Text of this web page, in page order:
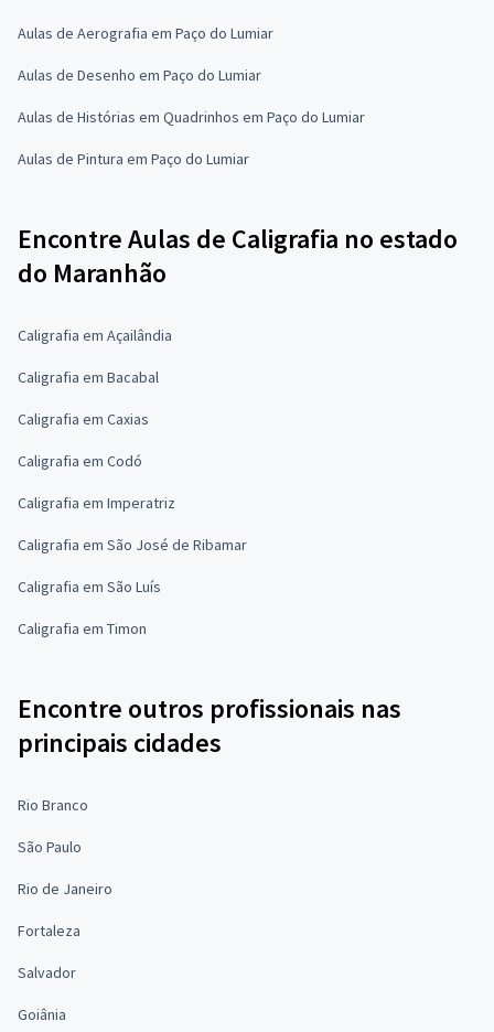
Aulas de Aerografia em Paço do Lumiar
Aulas de Desenho em Paço do Lumiar
Aulas de Histórias em Quadrinhos em Paço do Lumiar
Aulas de Pintura em Paço do Lumiar
Encontre Aulas de Caligrafia no estado
do Maranhão
Caligrafia em Açailândia
Caligrafia em Bacabal
Caligrafia em Caxias
Caligrafia em Codó
Caligrafia em Imperatriz
Caligrafia em São José de Ribamar
Caligrafia em São Luís
Caligrafia em Timon
Encontre outros profissionais nas
principais cidades
Rio Branco
São Paulo
Rio de Janeiro
Fortaleza
Salvador
Goiânia